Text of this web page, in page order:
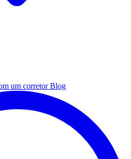
um corretorBlog